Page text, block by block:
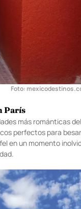
Foto:
más románticas
perfectos para
en un momento